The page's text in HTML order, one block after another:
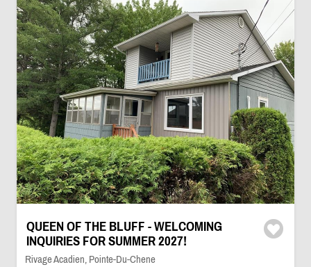
QUEEN OF THE BLUFF - WELCOMING
INQUIRIES FOR SUMMER 2027!
Rivage Acadien, Pointe-Du-Chene